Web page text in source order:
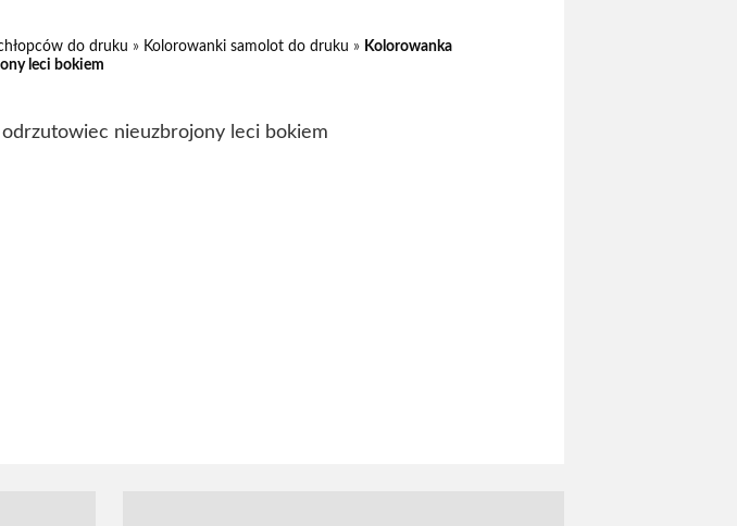
do druku » Kolorowanki samolot do druku » Kolorowanka
leci bokiem
nieuzbrojony leci bokiem